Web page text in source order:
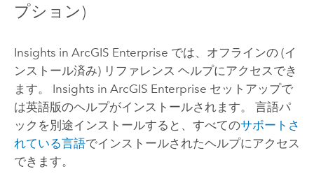
プション)
Insights in ArcGIS Enterprise では、オフラインの (イ
ンストール済み) リファレンス ヘルプにアクセスでき
ます。 Insights in ArcGIS Enterprise セットアップで
は英語版のヘルプがインストールされます。 言語パ
ックを別途インストールすると、すべてのサポートさ
れている言語でインストールされたヘルプにアクセス
できます。